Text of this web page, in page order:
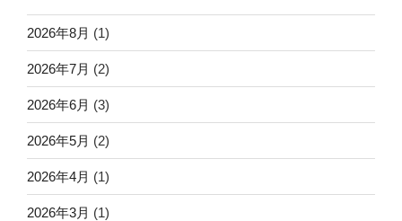
2026年8月 (1)
2026年7月 (2)
2026年6月 (3)
2026年5月 (2)
2026年4月 (1)
2026年3月 (1)